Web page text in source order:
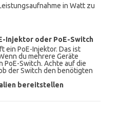
in Watt zu
Injektor oder PoE-Switch
ein PoE-Injektor. Das ist
du mehrere Geräte
Switch. Achte auf die
der Switch den benötigten
bereitstellen